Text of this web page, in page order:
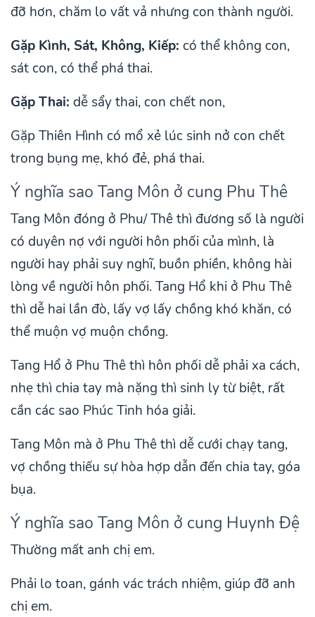
đỡ hơn, chăm lo vất vả nhưng con thành người.
Gặp Kình, Sát, Không, Kiếp: có thể không con,
sát con, có thể phá thai.
Gặp Thai: dễ sẩy thai, con chết non,
Gặp Thiên Hình có mổ xẻ lúc sinh nở con chết
trong bụng mẹ, khó đẻ, phá thai.
Ý nghĩa sao Tang Môn ở cung Phu Thê
Tang Môn đóng ở Phu/ Thê thì đương số là người
có duyên nợ với người hôn phối của mình, là
người hay phải suy nghĩ, buồn phiền, không hài
lòng về người hôn phối. Tang Hổ khi ở Phu Thê
thì dễ hai lần đò, lấy vợ lấy chồng khó khăn, có
thể muộn vợ muộn chồng.
Tang Hổ ở Phu Thê thì hôn phối dễ phải xa cách,
nhẹ thì chia tay mà nặng thì sinh ly từ biệt, rất
cần các sao Phúc Tinh hóa giải.
Tang Môn mà ở Phu Thê thì dễ cưới chạy tang,
vợ chồng thiếu sự hòa hợp dẫn đến chia tay, góa
bụa.
Ý nghĩa sao Tang Môn ở cung Huynh Đệ
Thường mất anh chị em.
Phải lo toan, gánh vác trách nhiệm, giúp đỡ anh
chị em.